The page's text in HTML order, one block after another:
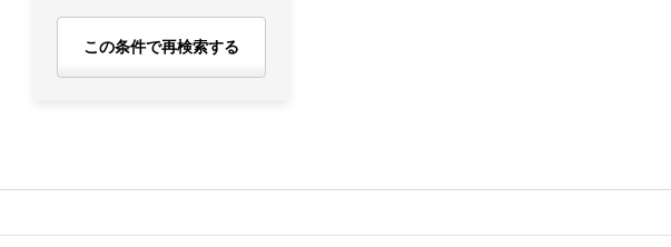
この条件で再検索する